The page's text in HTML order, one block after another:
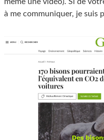
même une vidéo). Si de
à me communiquer, je suis